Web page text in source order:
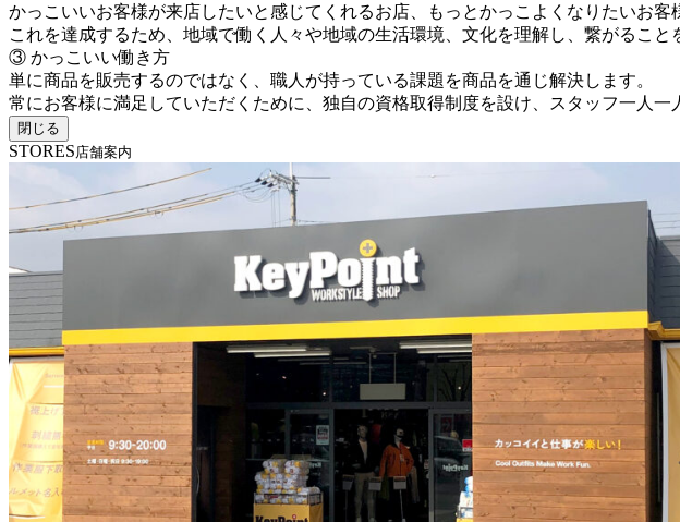
かっこいいお客様が来店したいと感じてくれるお店、もっとかっこよくなりたいお
これを達成するため、地域で働く人々や地域の生活環境、文化を理解し、繋がること
③ かっこいい働き方
単に商品を販売するのではなく、職人が持っている課題を商品を通じ解決します。
常にお客様に満足していただくために、独自の資格取得制度を設け、スタッフ一人
閉じる
STORES 店舗案内